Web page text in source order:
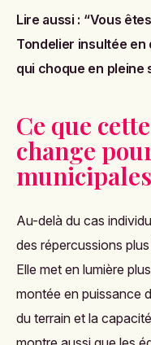
Lire aussi : “Vous
Tondelier insultée en
qui choque en pleine
Ce que
change
Au-delà du cas
des répercussions
Elle met en lumière
montée en puissance
du terrain et la